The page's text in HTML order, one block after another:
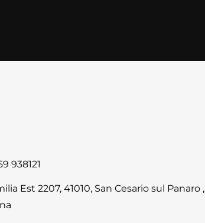
938121
Est 2207, 41010, San Cesario sul Panaro ,